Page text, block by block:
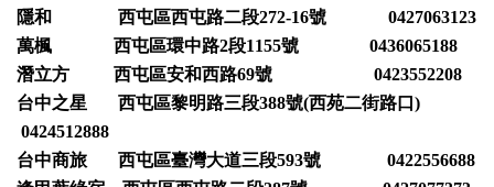
隱和 西屯區西屯路二段272-16號 0427063123
萬楓 西屯區環中路2段1155號 0436065188
潛立方 西屯區安和西路69號 0423552208
台中之星 西屯區黎明路三段388號(西苑二街路口)
0424512888
台中商旅 西屯區臺灣大道三段593號 0422556688